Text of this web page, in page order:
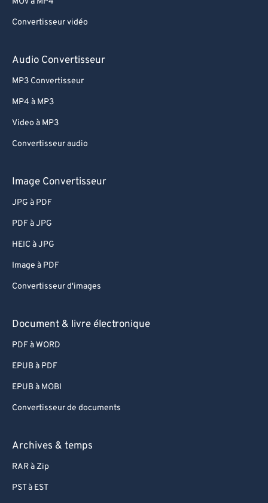
Convertisseur vidéo
Audio Convertisseur
MP3 Convertisseur
MP4 à MP3
Video à MP3
Convertisseur audio
Image Convertisseur
JPG à PDF
PDF à JPG
HEIC à JPG
Image à PDF
Convertisseur d'images
Document & livre électronique
PDF à WORD
EPUB à PDF
EPUB à MOBI
Convertisseur de documents
Archives & temps
RAR à Zip
PST à EST